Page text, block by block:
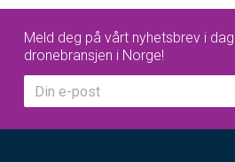
Meld deg på vårt nyhetsbrev i
dronebransjen i Norge!